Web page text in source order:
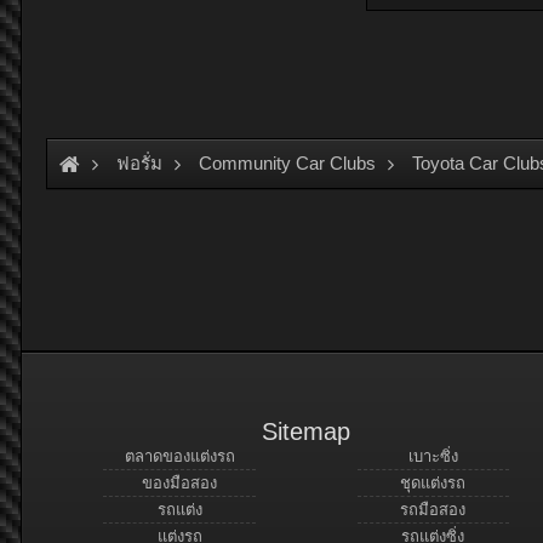
ฟอรั่ม Community Car Clubs Toyota Car
Sitemap
ตลาดของแต่งรถ
ของมือสอง
รถแต่ง
แต่งรถ
เบาะซิ่ง
ชุดแต่งรถ
รถมือสอง
รถแต่งซิ่ง